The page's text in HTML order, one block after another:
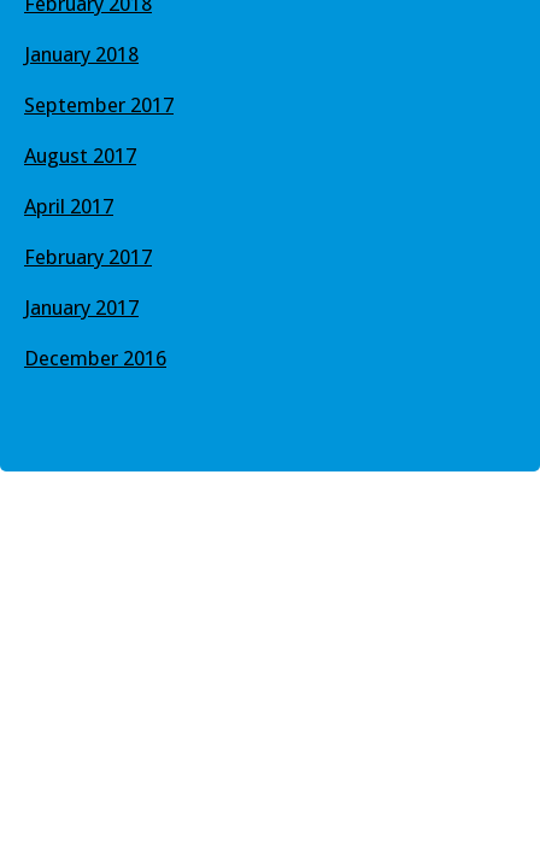
January 2018
September 2017
August 2017
April 2017
February 2017
January 2017
December 2016